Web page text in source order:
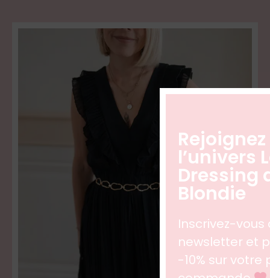
Rejoignez
l’univers
Dressing
Blondie
Inscrivez-vous
newsletter et
-10% sur votre